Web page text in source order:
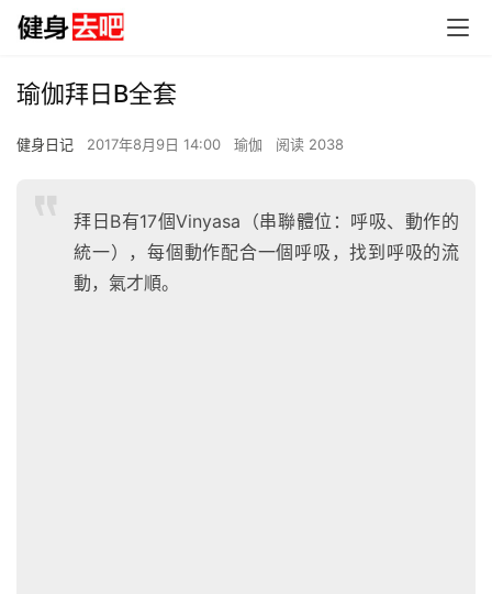
瑜伽拜日B全套
健身日记 2017年8月9日 14:00 瑜伽 阅读 2038
拜日B有17個Vinyasa（串聯體位：呼吸、動作的
統一），每個動作配合一個呼吸，找到呼吸的流
動，氣才順。